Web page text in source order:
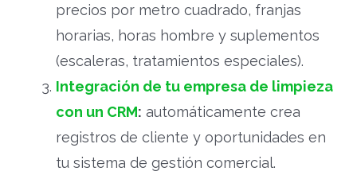
precios por metro cuadrado, franjas
horarias, horas hombre y suplementos
(escaleras, tratamientos especiales).
Integración de tu empresa de limpieza
con un CRM: automáticamente crea
registros de cliente y oportunidades en
tu sistema de gestión comercial.